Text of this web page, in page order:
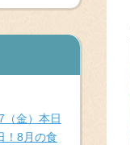
金）本日
8月の食